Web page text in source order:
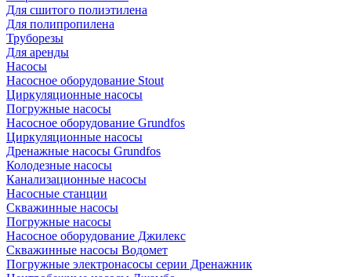
Для сшитого полиэтилена
Для полипропилена
Труборезы
Для аренды
Насосы
Насосное оборудование Stout
Циркуляционные насосы
Погружные насосы
Насосное оборудование Grundfos
Циркуляционные насосы
Дренажные насосы Grundfos
Колодезные насосы
Канализационные насосы
Насосные станции
Скважинные насосы
Погружные насосы
Насосное оборудование Джилекс
Скважинные насосы Водомет
Погружные электронасосы серии Дренажник